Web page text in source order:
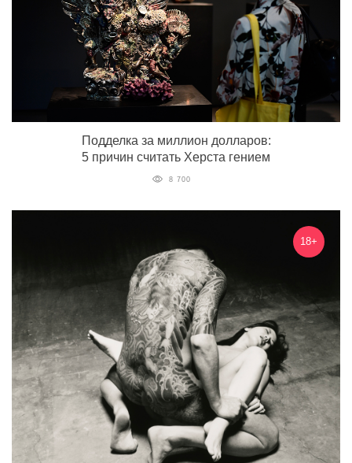
Подделка за миллион долларов:
5 причин считать Херста гением
8 700
18+